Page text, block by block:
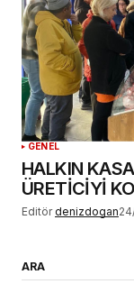
GENEL
HALKIN
ÜRETİCİYİ
Editör denizdogan
ARA